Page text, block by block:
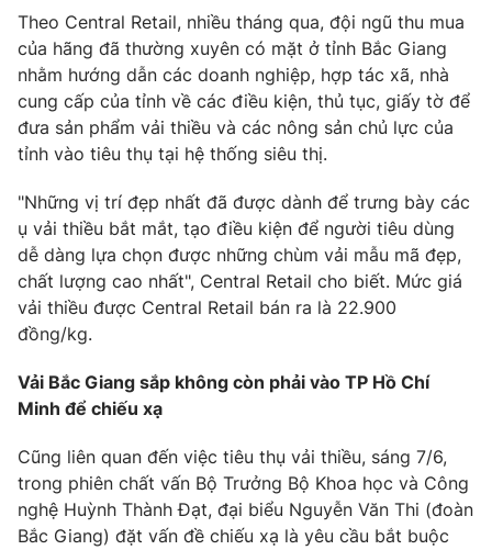
Giải sao mai
Sao
Làm đẹp
Chất lượng cuộc sống
Tuyển sinh
Học trực tuyến
Công nghệ
Hitech Công nghệ tương lai
Sản phẩm
Thị trường
Tư vấn
Giao lưu trực tuyến
Lịch phát sóng
Chuyên mục khác
Emagazine Podcast
Photo Infographic
Video Shorts video
VTV Money VTV Thể thao
Theo Central Retail, nhiều tháng qua, đội ngũ thu mua
của hãng đã thường xuyên có mặt ở tỉnh Bắc Giang
nhằm hướng dẫn các doanh nghiệp, hợp tác xã, nhà
cung cấp của tỉnh về các điều kiện, thủ tục, giấy tờ để
đưa sản phẩm vải thiều và các nông sản chủ lực của
tỉnh vào tiêu thụ tại hệ thống siêu thị.
"Những vị trí đẹp nhất đã được dành để trưng bày các
ụ vải thiều bắt mắt, tạo điều kiện để người tiêu dùng
dễ dàng lựa chọn được những chùm vải mẫu mã đẹp,
chất lượng cao nhất", Central Retail cho biết. Mức giá
vải thiều được Central Retail bán ra là 22.900
đồng/kg.
Vải Bắc Giang sắp không còn phải vào TP Hồ Chí
Minh để chiếu xạ
Cũng liên quan đến việc tiêu thụ vải thiều, sáng 7/6,
trong phiên chất vấn Bộ Trưởng Bộ Khoa học và Công
nghệ Huỳnh Thành Đạt, đại biểu Nguyễn Văn Thi (đoàn
Bắc Giang) đặt vấn đề chiếu xạ là yêu cầu bắt buộc